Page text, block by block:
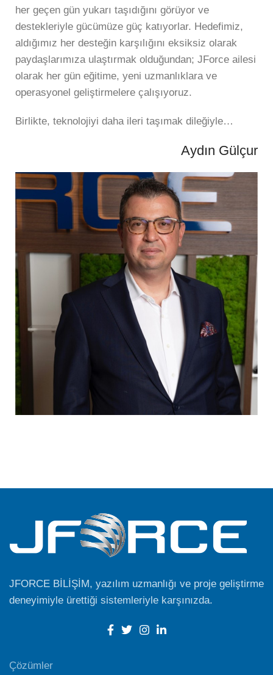
her geçen gün yukarı taşıdığını görüyor ve
destekleriyle gücümüze güç katıyorlar. Hedefimiz,
aldığımız her desteğin karşılığını eksiksiz olarak
paydaşlarımıza ulaştırmak olduğundan; JForce ailesi
olarak her gün eğitime, yeni uzmanlıklara ve
operasyonel geliştirmelere çalışıyoruz.
Birlikte, teknolojiyi daha ileri taşımak dileğiyle…
Aydın Gülçur
JFORCE BİLİŞİM, yazılım uzmanlığı ve proje geliştirme
deneyimiyle ürettiği sistemleriyle karşınızda.
Çözümler